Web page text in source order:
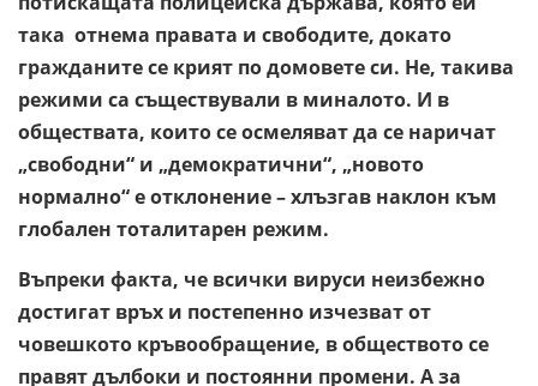
така отнема правата и свободите, докато
гражданите се крият по домовете си. Не, такива
режими са съществували в миналото. И в
обществата, които се осмеляват да се наричат
„свободни“ и „демократични“, „новото
нормално“ е отклонение – хлъзгав наклон към
глобален тоталитарен режим.
Въпреки факта, че всички вируси неизбежно
достигат връх и постепенно изчезват от
човешкото кръвообращение, в обществото се
правят дълбоки и постоянни промени. А за